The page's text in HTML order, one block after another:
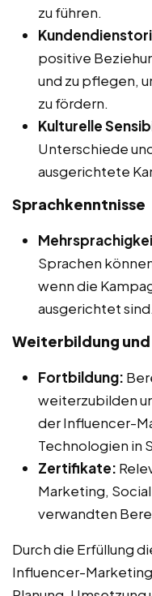
zu führen.
positive
und zu pflegen,
zu fördern.
Kulturelle
Unterschiede
ausgerichtete
Sprachkenntnisse
Sprachen
wenn die
ausgerichtet sind.
Weiterbildung
Fortbildung:
weiterzubilden
der Influencer-
Technologien in
Zertifikate:
Marketing,
verwandten
Durch die Erfüllung
Influencer-